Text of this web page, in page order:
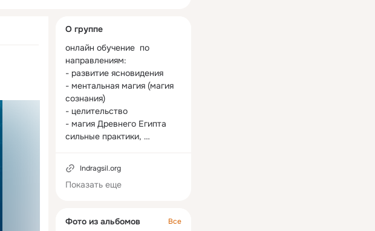
колонка
О группе
онлайн обучение  по
направлениям:
- развитие ясновидения
- ментальная магия (магия
сознания)
- целительство
- магия Древнего Египта
сильные практики,
парапсихологом с более
чем 25 летней практикой ,
инициация (посвящение) в
Наши выпускники уже
Indragsil.org
Показать еще
Фото из альбомов Все